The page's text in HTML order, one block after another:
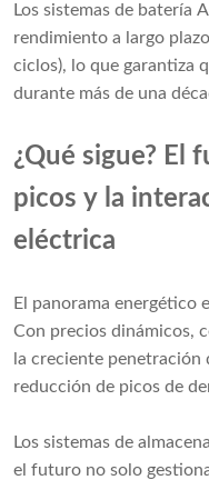
Los sistemas de batería
rendimiento a largo
ciclos), lo que garantiza
durante más de una
¿Qué sigue? El
picos y la
eléctrica
El panorama energético
Con precios dinámicos,
la creciente penetración
reducción de picos de
Los sistemas de
el futuro no solo